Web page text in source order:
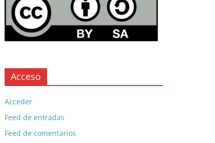
Acceso
Acceder
Feed de entradas
Feed de comentarios